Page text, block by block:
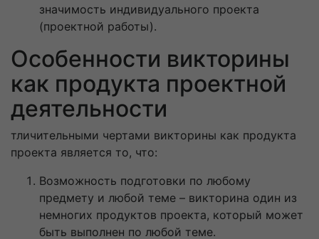
значимость индивидуального проекта
(проектной работы).
Особенности викторины
как продукта проектной
деятельности
тличительными чертами викторины как продукта
проекта является то, что:
Возможность подготовки по любому
предмету и любой теме – викторина один из
немногих продуктов проекта, который может
быть выполнен по любой теме.